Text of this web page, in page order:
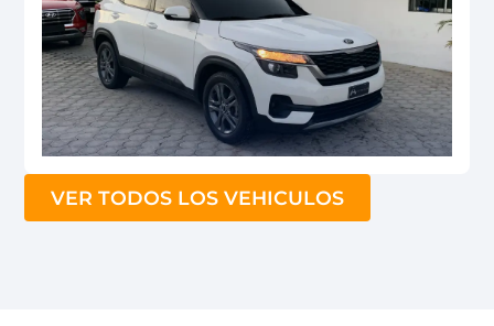
VER TODOS LOS VEHICULOS